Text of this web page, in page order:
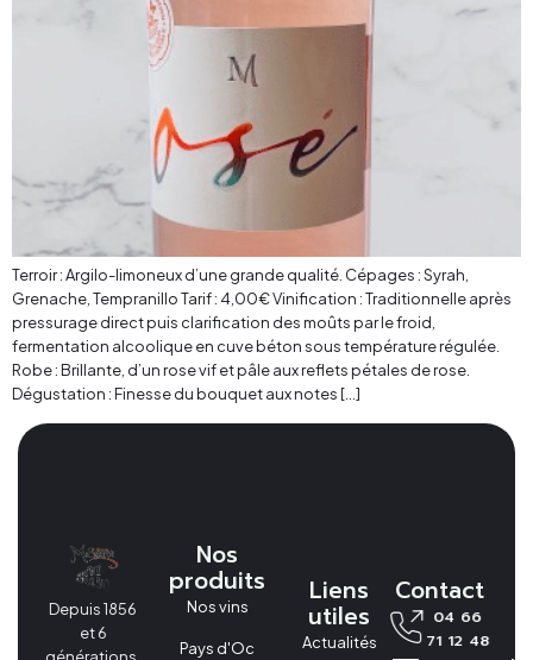
Terroir : Argilo-limoneux d’une grande qualité. Cépages : Syrah,
Grenache, Tempranillo Tarif : 4,00€ Vinification : Traditionnelle après
pressurage direct puis clarification des moûts par le froid,
fermentation alcoolique en cuve béton sous température régulée.
Robe : Brillante, d’un rose vif et pâle aux reflets pétales de rose.
Dégustation : Finesse du bouquet aux notes […]
Depuis 1856
et 6
Nos
produits
Nos vins
Pays d'Oc
Liens
utiles
Actualités
Contact
04 66
71 12 48